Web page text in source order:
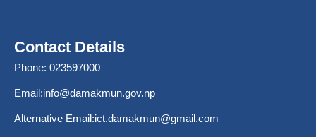
Contact Details
Phone: 023597000
Email:info@damakmun.gov.np
Alternative Email:ict.damakmun@gmail.com